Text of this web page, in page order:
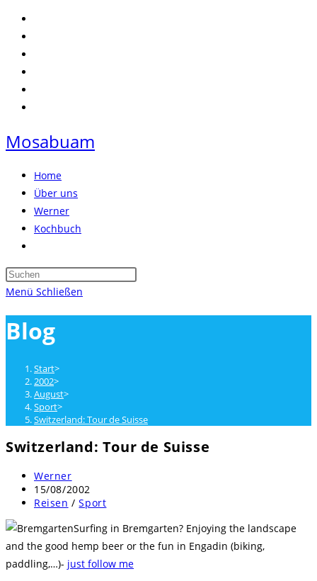
Zum
Inhalt
springen
Mosabuam
Home
Über uns
Werner
Kochbuch
umschalten
Press
Menü Schließen
Blog
Start>
2002>
August>
Sport>
Switzerland: Tour de Suisse
Switzerland: Tour de Suisse
Beitrags-
Autor:
Werner
Beitrag
veröffentlicht:
15/08/2002
Beitrags-
Reisen / Sport
Surfing in Bremgarten? Enjoying the landscape
and the good hemp beer or the fun in Engadin (biking,
paddling,…)- just follow me